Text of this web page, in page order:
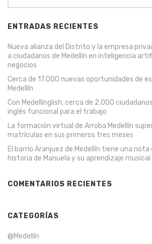
ENTRADAS RECIENTES
Nueva alianza del Distrito y la empresa
a ciudadanos de Medellín en inteligencia
negocios
Cerca de 17.000 nuevas oportunidades de
Medellín
Con Medellínglish, cerca de 2.000
inglés funcional para el trabajo
La formación virtual de Arroba Medellín
matrículas en sus primeros tres meses
El barrio Aranjuez de Medellín tiene una nota
historia de Manuela y su aprendizaje musical
COMENTARIOS RECIENTES
CATEGORÍAS
@Medellín